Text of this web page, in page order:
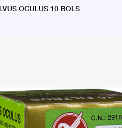
OCULUS 10 BOLS